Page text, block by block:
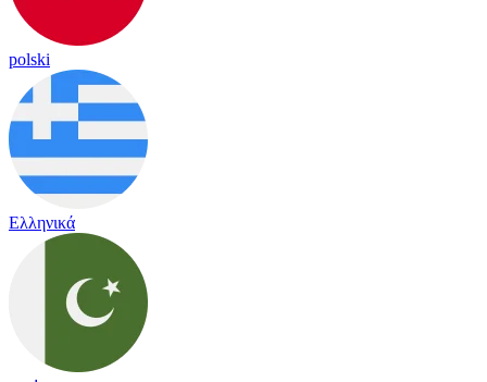
polski
Ελληνικά